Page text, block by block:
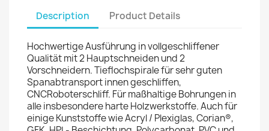
Description Product Details
Hochwertige Ausführung in vollgeschliffener
Qualität mit 2 Hauptschneiden und 2
Vorschneidern. Tieflochspirale für sehr guten
Spanabtransport innen geschliffen,
CNCRoboterschliff. Für maßhaltige Bohrungen in
alle insbesondere harte Holzwerkstoffe. Auch für
einige Kunststoffe wie Acryl / Plexiglas, Corian®,